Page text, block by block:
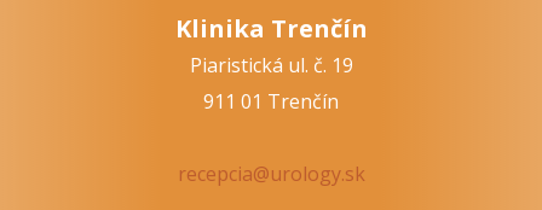
Klinika Trenčín
Piaristická ul. č. 19
911 01 Trenčín
recepcia@urology.sk